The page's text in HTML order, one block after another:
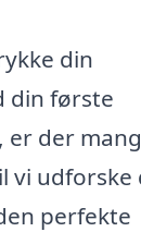
din
din første
er der
vi udforske
perfekte